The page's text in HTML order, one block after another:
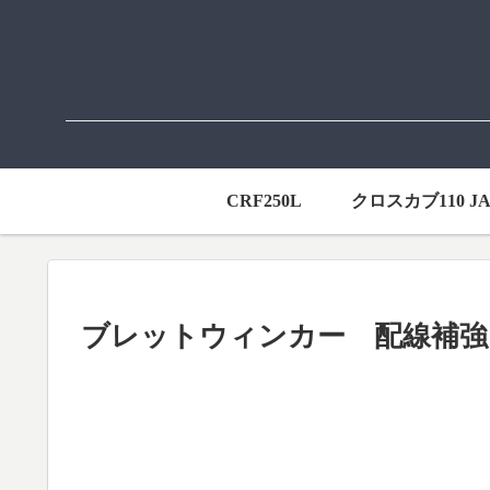
CRF250L クロスカブ110
ブレットウィンカー 配線補